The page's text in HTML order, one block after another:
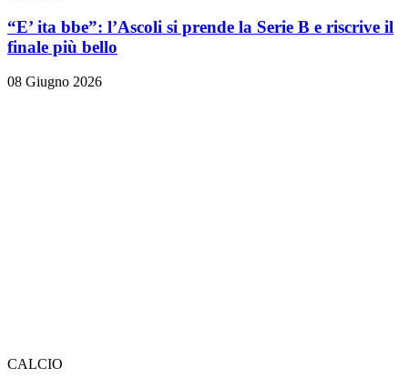
“E’ ita bbe”: l’Ascoli si prende la Serie B e riscrive il
finale più bello
08 Giugno 2026
CALCIO